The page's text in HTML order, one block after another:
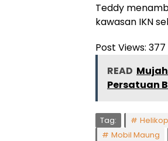
Teddy
kawasan IKN
Post Views: 377
READ
Persatuan
Tag:
Mobil Maung